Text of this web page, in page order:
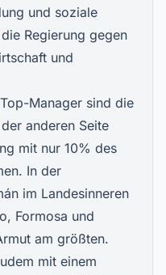
und soziale
Regierung gegen
und
Manager sind die
anderen Seite
mit nur 10% des
In der
im Landesinneren
Formosa und
am größten.
mit einem